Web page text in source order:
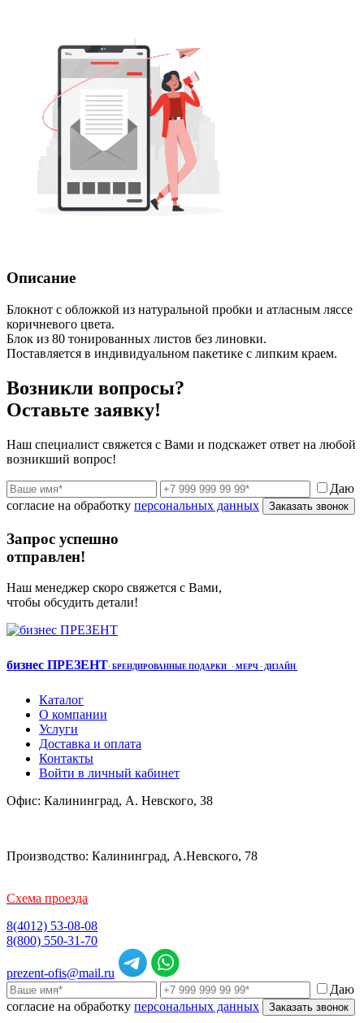
Описание
Блокнот с обложкой из натуральной пробки и атласным ляссе
коричневого цвета.
Блок из 80 тонированных листов без линовки.
Поставляется в индивидуальном пакетике с липким краем.
Возникли вопросы?
Оставьте заявку!
Наш специалист свяжется с Вами и подскажет ответ на любой
возникший вопрос!
Даю
согласие на обработку персональных данных Заказать звонок
Запрос успешно
отправлен!
Наш менеджер скоро свяжется с Вами,
чтобы обсудить детали!
бизнес ПРЕЗЕНТ· БРЕНДИРОВАННЫЕ ПОДАРКИ · МЕРЧ · ДИЗАЙН
Каталог
О компании
Услуги
Доставка и оплата
Контакты
Войти в личный кабинет
Офис: Калининград, А. Невского, 38
Производство: Калининград, А.Невского, 78
Схема проезда
8(4012) 53-08-08
8(800) 550-31-70
prezent-ofis@mail.ru
Даю
согласие на обработку персональных данных Заказать звонок